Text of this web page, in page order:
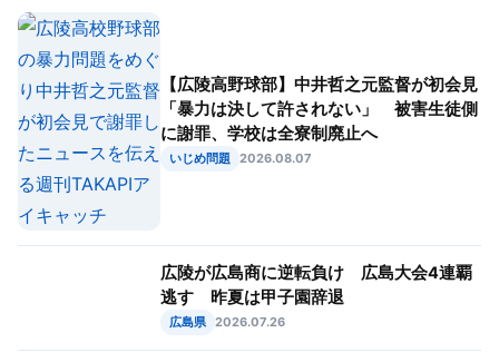
【広陵高野球部】中井哲之元監督が初会見
「暴力は決して許されない」 被害生徒側
に謝罪、学校は全寮制廃止へ
いじめ問題 2026.08.07
広陵が広島商に逆転負け 広島大会4連覇
逃す 昨夏は甲子園辞退
広島県 2026.07.26